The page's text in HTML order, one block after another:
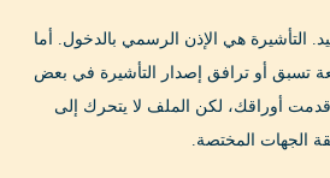
التأشيرة هي الإذن الرسمي بالدخول. أما
تسبق أو ترافق إصدار التأشيرة في بعض
أوراقك، لكن الملف لا يتحرك إلى
الجهات المختصة.